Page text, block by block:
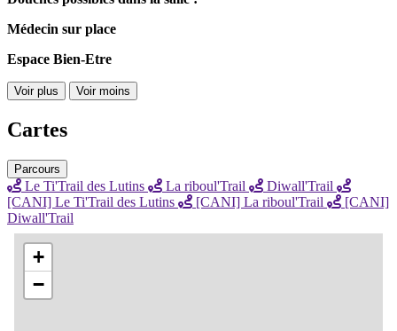
Médecin sur place
Espace Bien-Etre
Voir plus Voir moins
Cartes
Parcours
Le Ti'Trail des Lutins La riboul'Trail
Diwall'Trail
[CANI] Le Ti'Trail des Lutins
[CANI] La riboul'Trail
[CANI]
Diwall'Trail